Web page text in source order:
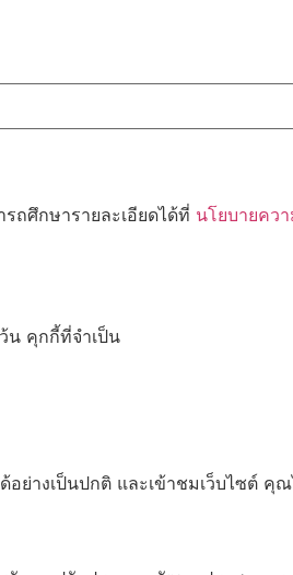
ถศึกษารายละเอียดได้ที่ นโยบายคว
น คุกกี้ที่จำเป็น
างเป็นปกติ และเข้าชมเว็บไซต์ คุ